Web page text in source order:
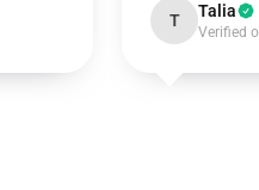
T Talia
Verified